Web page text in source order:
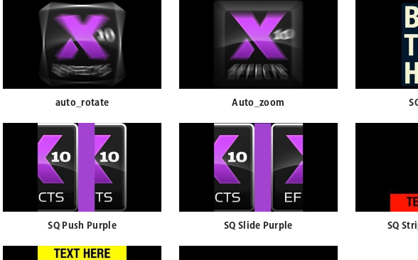
auto_rotate Auto_zoom
SQ Push Purple SQ Slide Purple SQ